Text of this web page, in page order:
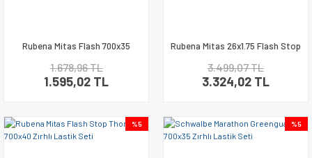
Rubena Mitas Flash 700x35
1.678,96 TL
1.595,02 TL
Rubena Mitas 26x1.75 Flash Stop
3.499,07 TL
3.324,02 TL
%5 %5